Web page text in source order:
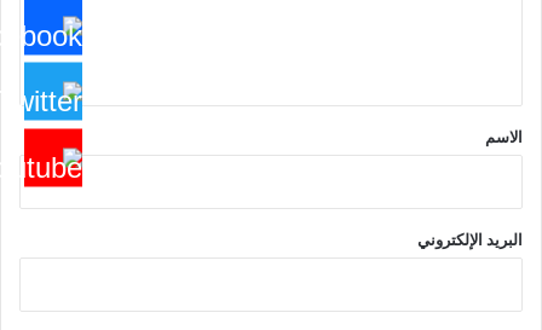
*
الاسم
البريد الإلكتروني